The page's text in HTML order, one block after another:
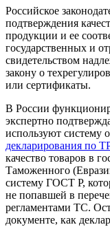
Российское
подтверждения
продукции и ее
государственных и
свидетельством
закону о
или сертификаты.
В России
экспертно
используют систему
декларирования по
качество товаров в
Таможенного
систему ГОСТ Р,
не попавшей в
регламентами ТС.
документе, как